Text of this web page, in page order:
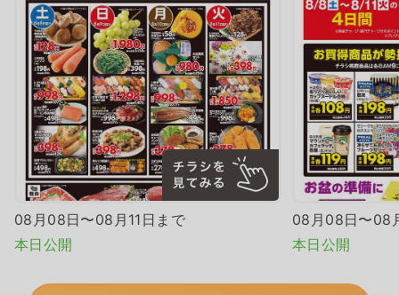
08月08日〜08月11日まで
本日公開
08月08日〜08
本日公開